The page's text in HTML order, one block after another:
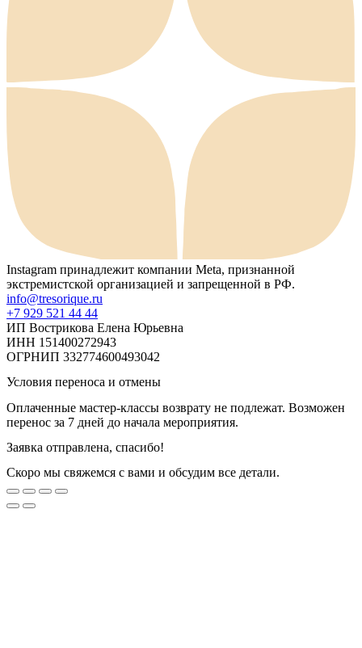
Instagram принадлежит компании Meta, признанной
экстремистской организацией и запрещенной в РФ.
info@tresorique.ru
+7 929 521 44 44
ИП Вострикова Елена Юрьевна
ИНН 151400272943
ОГРНИП 332774600493042
Условия переноса и отмены
Оплаченные мастер-классы возврату не подлежат. Возможен
перенос за 7 дней до начала мероприятия.
Заявка отправлена, спасибо!
Скоро мы свяжемся с вами и обсудим все детали.